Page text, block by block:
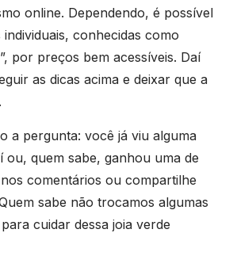
online. Dependendo, é possível
conhecidas como
por preços bem acessíveis. Daí
as dicas acima e deixar que a
a pergunta: você já viu alguma
quem sabe, ganhou uma de
comentários ou compartilhe
sabe não trocamos algumas
cuidar dessa joia verde